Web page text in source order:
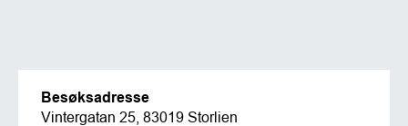
Besøksadresse
Vintergatan 25, 83019 Storlien